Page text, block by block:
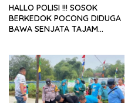
HALLO POLISI !!! SOSOK
BERKEDOK POCONG DIDUGA
BAWA SENJATA TAJAM
LEBONG